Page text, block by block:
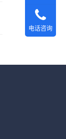
电话咨询